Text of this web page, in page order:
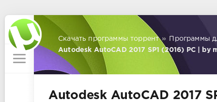
Скачать программы торрент »
Программы
Autodesk AutoCAD 2017 SP1 (2016) PC | by
Autodesk AutoCAD 2017